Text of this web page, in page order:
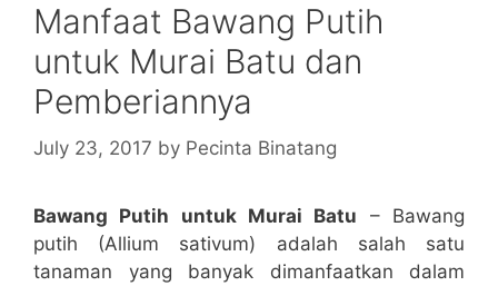
Manfaat Bawang Putih
untuk Murai Batu dan
Pemberiannya
July 23, 2017 by Pecinta Binatang
Bawang Putih untuk Murai Batu – Bawang
putih (Allium sativum) adalah salah satu
tanaman yang banyak dimanfaatkan dalam